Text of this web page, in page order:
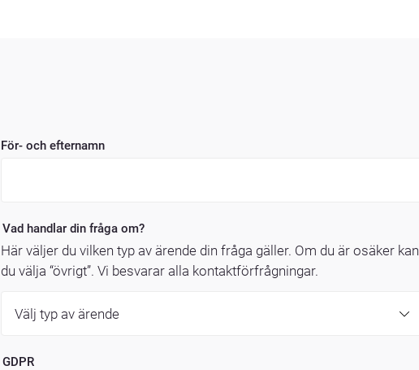
För- och efternamn
Vad handlar din fråga om?
Här väljer du vilken typ av ärende din fråga gäller. Om du är osäker kan
du välja “övrigt”. Vi besvarar alla kontaktförfrågningar.
GDPR